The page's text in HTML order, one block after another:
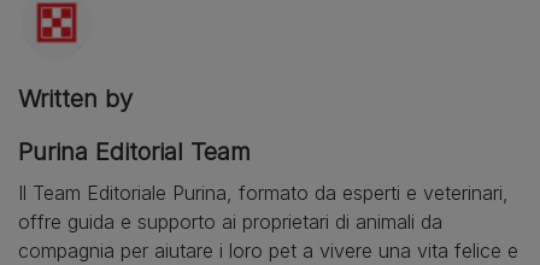
Written by
Purina Editorial Team
Il Team Editoriale Purina, formato da esperti e veterinari,
offre guida e supporto ai proprietari di animali da
compagnia per aiutare i loro pet a vivere una vita felice e